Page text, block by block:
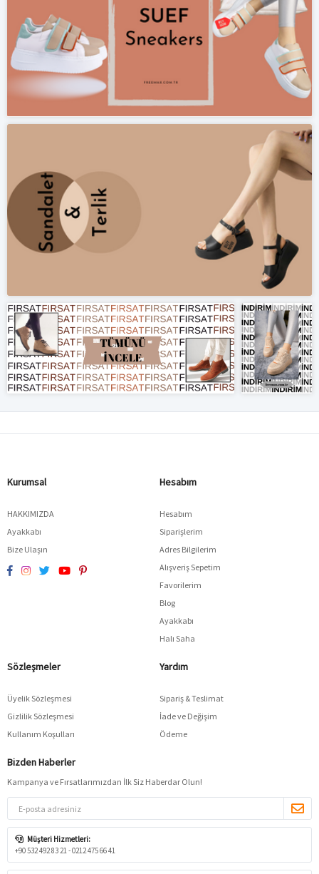
Kurumsal
HAKKIMIZDA
Ayakkabı
Bize Ulaşın
Hesabım
Hesabım
Siparişlerim
Adres Bilgilerim
Alışveriş Sepetim
Favorilerim
Blog
Ayakkabı
Halı Saha
Sözleşmeler
Üyelik Sözleşmesi
Gizlilik Sözleşmesi
Kullanım Koşulları
Yardım
Sipariş & Teslimat
İade ve Değişim
Ödeme
Bizden Haberler
Kampanya ve Fırsatlarımızdan İlk Siz Haberdar Olun!
Müşteri Hizmetleri:
+90 532 492 83 21 - 0212 475 66 41